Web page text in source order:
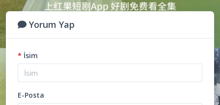
Yorum Yap
* İsim
E-Posta